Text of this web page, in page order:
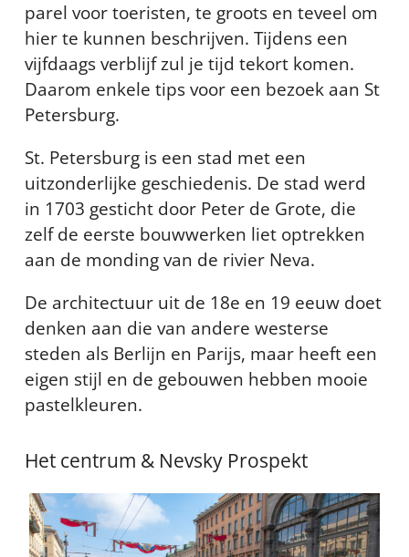
parel voor toeristen, te groots en teveel om
hier te kunnen beschrijven. Tijdens een
vijfdaags verblijf zul je tijd tekort komen.
Daarom enkele tips voor een bezoek aan St
Petersburg.
St. Petersburg is een stad met een
uitzonderlijke geschiedenis. De stad werd
in 1703 gesticht door Peter de Grote, die
zelf de eerste bouwwerken liet optrekken
aan de monding van de rivier Neva.
De architectuur uit de 18e en 19 eeuw doet
denken aan die van andere westerse
steden als Berlijn en Parijs, maar heeft een
eigen stijl en de gebouwen hebben mooie
pastelkleuren.
Het centrum & Nevsky Prospekt